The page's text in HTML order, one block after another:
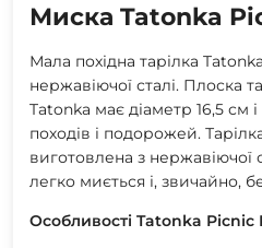
Миска Tatonka
Мала похідна тарілка
нержавіючої сталі. Плоска
Tatonka має діаметр 16,5 см
походів і подорожей.
виготовлена ​​з нержавіючої
легко миється і, звичайно,
Особливості Tatonka Picnic